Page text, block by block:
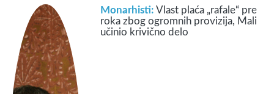
Monarhisti:Vlast plaća „rafale“ pre
roka zbog ogromnih provizija, Mali
učinio krivično delo